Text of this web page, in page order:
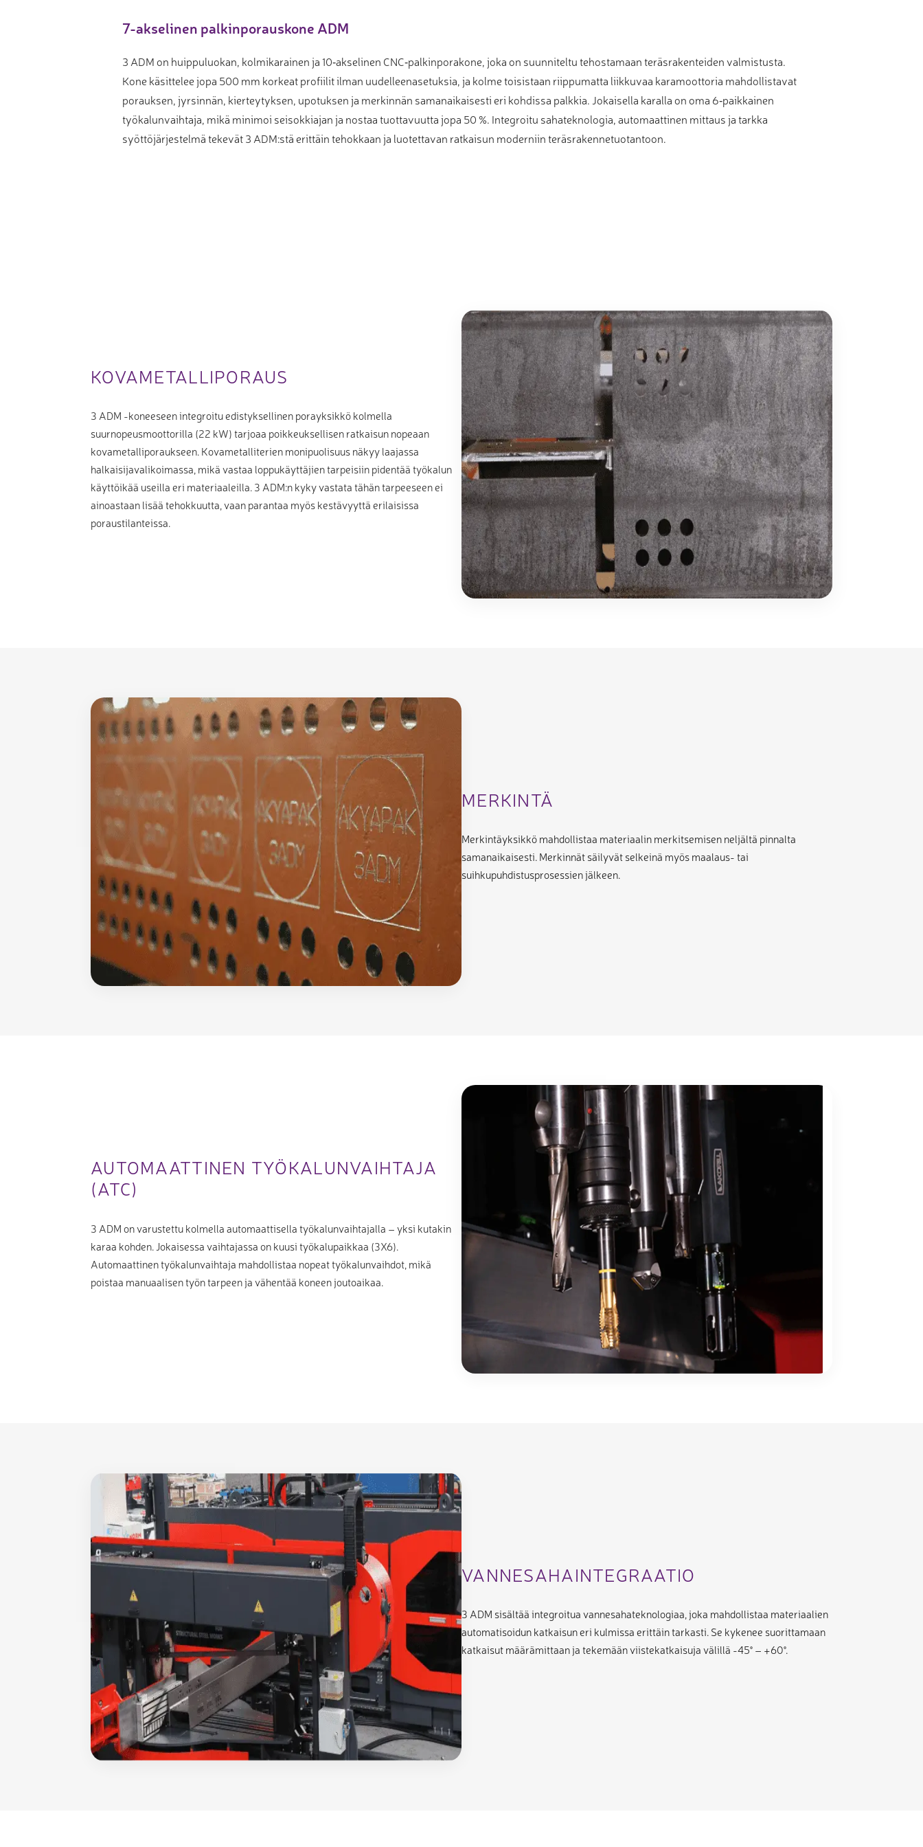
7-akselinen palkinporauskone ADM
3 ADM on huippuluokan, kolmi­karainen ja 10‑akselinen CNC‑palkinporakone, joka on suunniteltu tehostamaan teräsrakenteiden valmistusta.
Kone käsittelee jopa 500 mm korkeat profiilit ilman uudelleenasetuksia, ja kolme toisistaan riippumatta liikkuvaa karamoottoria mahdollistavat
porauksen, jyrsinnän, kierteytyksen, upotuksen ja merkinnän samanaikaisesti eri kohdissa palkkia. Jokaisella karalla on oma 6‑paikkainen
työkalunvaihtaja, mikä minimoi seisokkiajan ja nostaa tuottavuutta jopa 50 %. Integroitu sahateknologia, automaattinen mittaus ja tarkka
syöttöjärjestelmä tekevät 3 ADM:stä erittäin tehokkaan ja luotettavan ratkaisun moderniin teräsrakennetuotantoon.
KOVAMETALLIPORAUS
3 ADM -koneeseen integroitu edistyksellinen porayksikkö kolmella
suurnopeusmoottorilla (22 kW) tarjoaa poikkeuksellisen ratkaisun nopeaan
kovametalliporaukseen. Kovametalliterien monipuolisuus näkyy laajassa
halkaisijavalikoimassa, mikä vastaa loppukäyttäjien tarpeisiin pidentää työkalun
käyttöikää useilla eri materiaaleilla. 3 ADM:n kyky vastata tähän tarpeeseen ei
ainoastaan lisää tehokkuutta, vaan parantaa myös kestävyyttä erilaisissa
poraustilanteissa.
MERKINTÄ
Merkintäyksikkö mahdollistaa materiaalin merkitsemisen neljältä pinnalta
samanaikaisesti. Merkinnät säilyvät selkeinä myös maalaus- tai
suihkupuhdistusprosessien jälkeen.
AUTOMAATTINEN TYÖKALUNVAIHTAJA
(ATC)
3 ADM on varustettu kolmella automaattisella työkalunvaihtajalla – yksi kutakin
karaa kohden. Jokaisessa vaihtajassa on kuusi työkalupaikkaa (3X6).
Automaattinen työkalunvaihtaja mahdollistaa nopeat työkalunvaihdot, mikä
poistaa manuaalisen työn tarpeen ja vähentää koneen joutoaikaa.
VANNESAHAINTEGRAATIO
3 ADM sisältää integroitua vannesahateknologiaa, joka mahdollistaa materiaalien
automatisoidun katkaisun eri kulmissa erittäin tarkasti. Se kykenee suorittamaan
katkaisut määrämittaan ja tekemään viistekatkaisuja välillä -45° – +60°.